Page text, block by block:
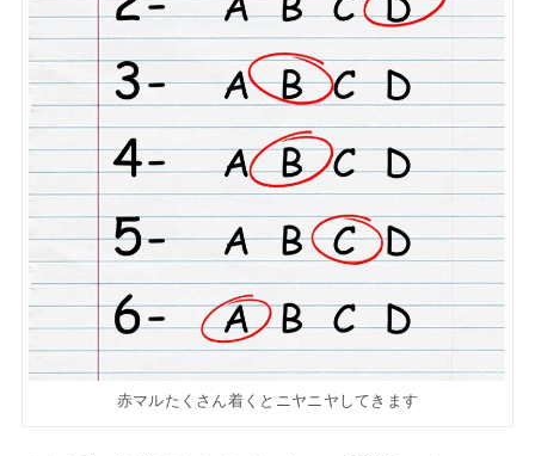
赤マルたくさん着くとニヤニヤしてきます